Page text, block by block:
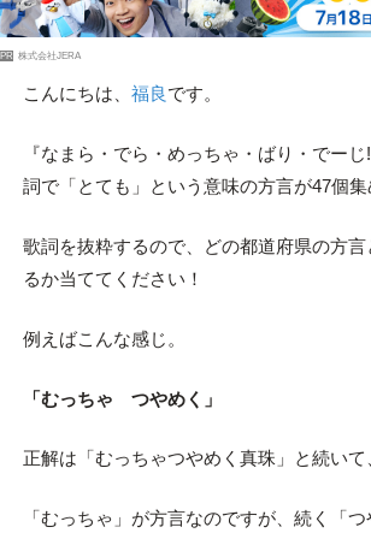
PR 株式会社JERA
こんにちは、 福良です。
『なまら・でら・めっちゃ・ばり・でー
詞で「とても」という意味の方言が47個集
歌詞を抜粋するので、どの都道府県の方
るか当ててください！
例えばこんな感じ。
「むっちゃ つやめく」
正解は「むっちゃつやめく真珠」と続いて
「むっちゃ」が方言なのですが、続く「